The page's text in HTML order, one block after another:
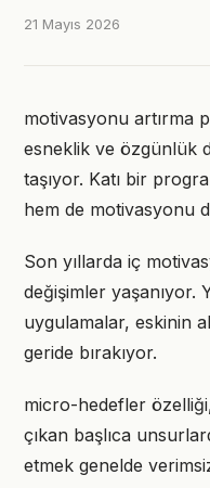
21 Mayıs 2026
motivasyonu artırma
esneklik ve özgünlük
taşıyor. Katı bir
hem de motivasyonu
Son yıllarda iç
değişimler yaşanıyor.
uygulamalar, eskinin
geride bırakıyor.
micro-hedefler
çıkan başlıca
etmek genelde